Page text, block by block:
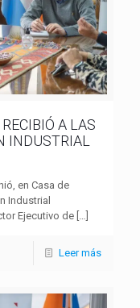
A LAS
INDUSTRIAL
en Casa de
Industrial
Ejecutivo de […]
Leer más